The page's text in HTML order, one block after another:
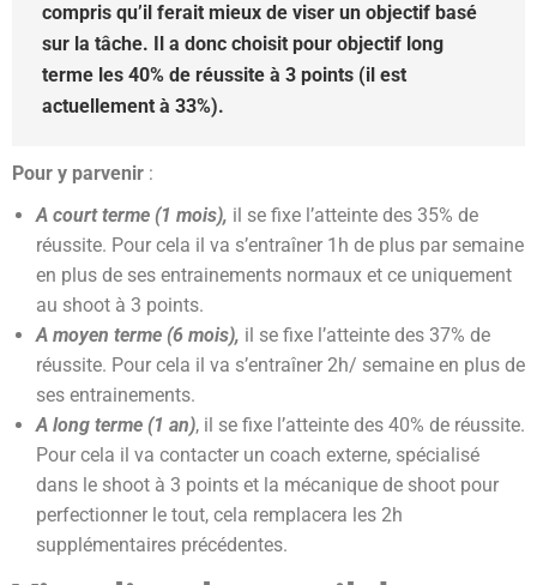
compris qu’il ferait mieux de viser un objectif basé
sur la tâche. Il a donc choisit pour objectif long
terme les 40% de réussite à 3 points (il est
actuellement à 33%).
Pour y parvenir :
A court terme (1 mois), il se fixe l’atteinte des 35% de
réussite. Pour cela il va s’entraîner 1h de plus par semaine
en plus de ses entrainements normaux et ce uniquement
au shoot à 3 points.
A moyen terme (6 mois), il se fixe l’atteinte des 37% de
réussite. Pour cela il va s’entraîner 2h/ semaine en plus de
ses entrainements.
A long terme (1 an), il se fixe l’atteinte des 40% de réussite.
Pour cela il va contacter un coach externe, spécialisé
dans le shoot à 3 points et la mécanique de shoot pour
perfectionner le tout, cela remplacera les 2h
supplémentaires précédentes.